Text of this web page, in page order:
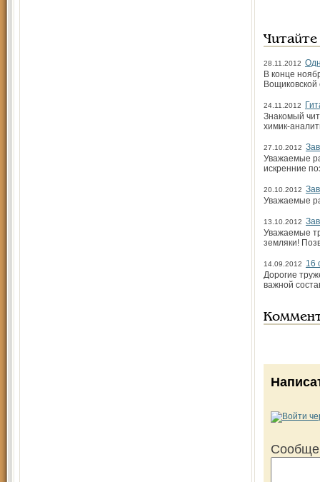
28.11.2012
В конце
24.11.2012
Знакомый
химик-
27.10.2012
Уважаемые
искренние
20.10.2012
Уважаемые
13.10.2012
Уважаемые
земляки!
14.09.2012
16
Дорогие
важной